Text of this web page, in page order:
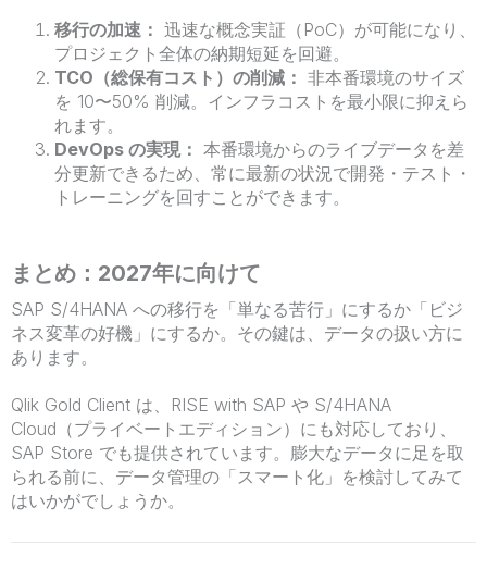
移行の加速： 迅速な概念実証（PoC）が可能になり、
プロジェクト全体の納期短延を回避。
TCO（総保有コスト）の削減： 非本番環境のサイズ
を 10〜50% 削減。インフラコストを最小限に抑えら
れます。
DevOps の実現： 本番環境からのライブデータを差
分更新できるため、常に最新の状況で開発・テスト・
トレーニングを回すことができます。
まとめ：2027年に向けて
SAP S/4HANA への移行を「単なる苦行」にするか「ビジ
ネス変革の好機」にするか。その鍵は、データの扱い方に
あります。
Qlik Gold Client は、RISE with SAP や S/4HANA
Cloud（プライベートエディション）にも対応しており、
SAP Store でも提供されています。膨大なデータに足を取
られる前に、データ管理の「スマート化」を検討してみて
はいかがでしょうか。